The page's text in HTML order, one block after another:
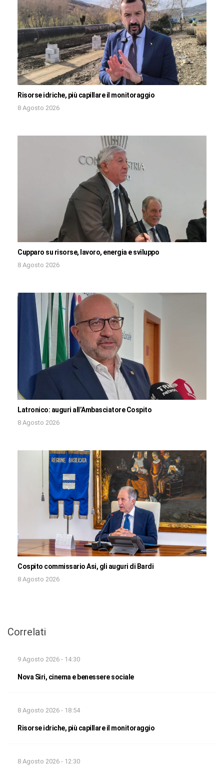
Risorse idriche, più capillare il monitoraggio
8 Agosto 2026
Cupparo su risorse, lavoro, energia e sviluppo
8 Agosto 2026
Latronico: auguri all’Ambasciatore Cospito
8 Agosto 2026
Cospito commissario Asi, gli auguri di Bardi
8 Agosto 2026
Correlati
9 Agosto 2026 - 14:30
Nova Siri, cinema e benessere sociale
8 Agosto 2026 - 18:54
Risorse idriche, più capillare il monitoraggio
8 Agosto 2026 - 12:30